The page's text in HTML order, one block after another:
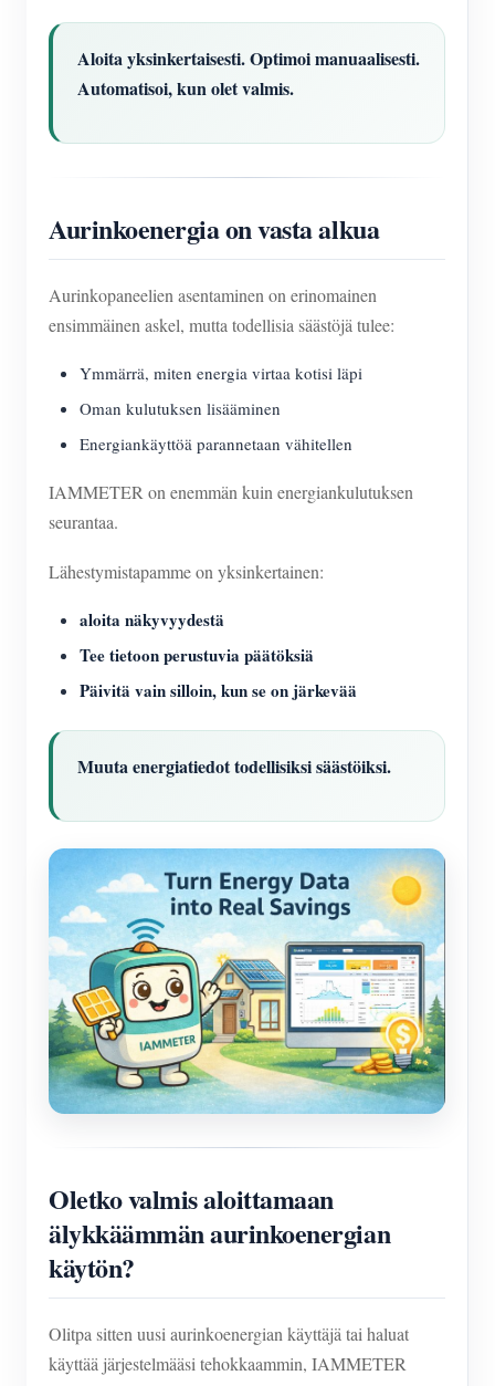
Aloita yksinkertaisesti. Optimoi manuaalisesti.
Automatisoi, kun olet valmis.
Aurinkoenergia on vasta alkua
Aurinkopaneelien asentaminen on erinomainen
ensimmäinen askel, mutta todellisia säästöjä tulee:
Ymmärrä, miten energia virtaa kotisi läpi
Oman kulutuksen lisääminen
Energiankäyttöä parannetaan vähitellen
IAMMETER on enemmän kuin energiankulutuksen
seurantaa.
Lähestymistapamme on yksinkertainen:
aloita näkyvyydestä
Tee tietoon perustuvia päätöksiä
Päivitä vain silloin, kun se on järkevää
Muuta energiatiedot todellisiksi säästöiksi.
Oletko valmis aloittamaan
älykkäämmän aurinkoenergian
käytön?
Olitpa sitten uusi aurinkoenergian käyttäjä tai haluat
käyttää järjestelmääsi tehokkaammin, IAMMETER